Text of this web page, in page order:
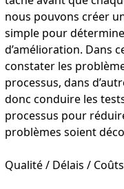
nous pouvons créer
simple pour
d’amélioration. Dans
constater les
processus, dans
donc conduire les
processus pour
problèmes soient
Qualité / Délais /